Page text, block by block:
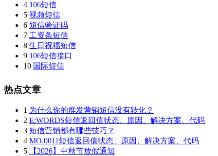
4 106短信
5 视频短信
6 短信验证码
7 工资条短信
8 生日祝福短信
9 106短信接口
10 国际短信
热点文章
1 为什么你的群发营销短信没有转化？
2 E:WORDS短信返回值状态、原因、解决方案、代码
3 短信营销都有哪些技巧？
4 MO.0011短信返回值状态、原因、解决方案、代码
5
【2026】中秋节放假通知